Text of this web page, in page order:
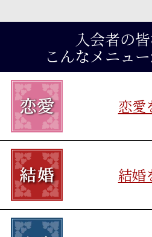
入会者の
こんなメニュ
恋愛
結婚